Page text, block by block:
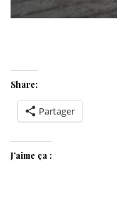
Share:
Partager
J’aime ça :